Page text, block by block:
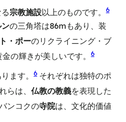
宗教施設以上のものです。 6
の三角塔は86mもあり、装
・ポーのリクライニング・ブ
の輝きが美しいです。
6
ます。 6 それぞれは独特のポ
らは、 仏教の教義を表現した
ンコクの寺院は、文化的価値